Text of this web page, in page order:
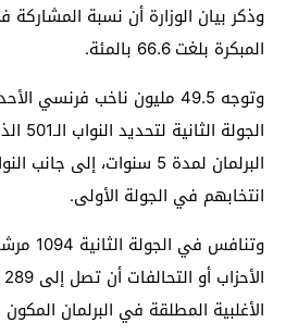
وذكر بيان الوزارة أن نسبة المشاركة
المبكرة بلغت 66.6 بالمئة.
وتوجه 49.5 مليون ناخب
انتخابهم في الجولة الأولى.
وتنافس
الأغلبية المطلقة في البرلمان المكون من 577